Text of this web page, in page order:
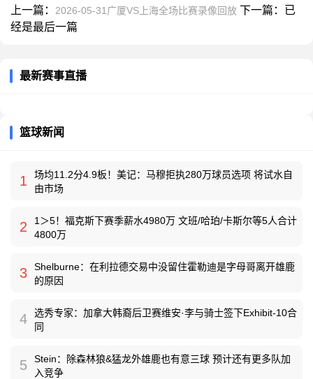
上一篇： 2026-05-31广厦VS上海全场比赛录像回放 下一篇：已
经是最后一篇
最新赛事直播
篮球新闻
1
场均11.2分4.9板！美记：马穆拒执280万球员选项 将试水自
由市场
2
1＞5！福克斯下赛季薪水4980万 文班/哈珀/卡斯尔等5人合计
4800万
3
Shelburne：在利拉德交易中没留住霍勒迪是字母哥离开雄鹿
的原因
4
选秀专家：加拿大韩裔后卫赛维安·李与骑士签下Exhibit-10合
同
5
Stein：除森林狼&猛龙外雄鹿也有意三球 预计还有更多队加
入竞争